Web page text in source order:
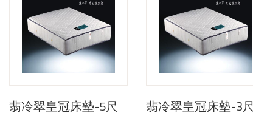
翡冷翠皇冠床墊-5尺 翡冷翠皇冠床墊-3